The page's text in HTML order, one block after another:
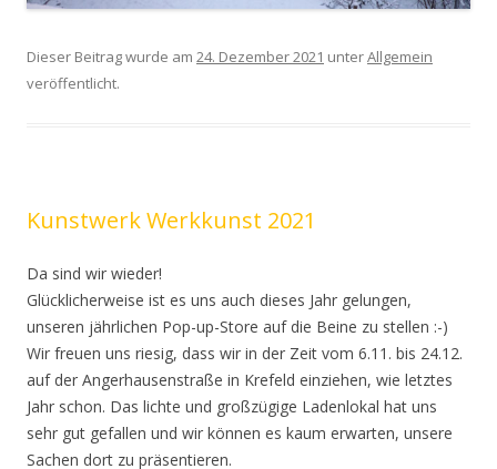
Dieser Beitrag wurde am 24. Dezember 2021 unterAllgemein
veröffentlicht.
Kunstwerk Werkkunst 2021
Da sind wir wieder!
Glücklicherweise ist es uns auch dieses Jahr gelungen,
unseren jährlichen Pop-up-Store auf die Beine zu stellen :-)
Wir freuen uns riesig, dass wir in der Zeit vom 6.11. bis 24.12.
auf der Angerhausenstraße in Krefeld einziehen, wie letztes
Jahr schon. Das lichte und großzügige Ladenlokal hat uns
sehr gut gefallen und wir können es kaum erwarten, unsere
Sachen dort zu präsentieren.